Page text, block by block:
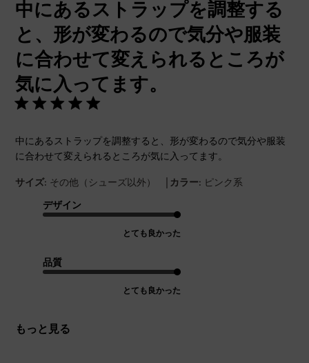
中にあるストラップを調整する
と、形が変わるので気分や服装
に合わせて変えられるところが
気に入ってます。
中にあるストラップを調整すると、形が変わるので気分や服装
に合わせて変えられるところが気に入ってます。
サイズ: その他（シューズ以外） | カラー: ピンク系
デザイン
とても良かった
品質
とても良かった
もっと見る